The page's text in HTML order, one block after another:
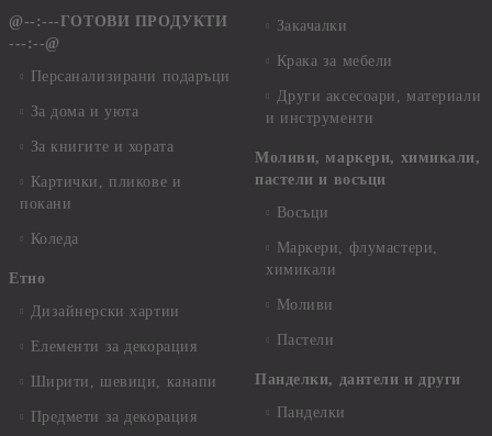
@--:---ГОТОВИ ПРОДУКТИ
---:--@
Персанализирани подаръци
За дома и уюта
За книгите и хората
Картички, пликове и
покани
Коледа
Етно
Дизайнерски хартии
Елементи за декорация
Ширити, шевици, канапи
Предмети за декорация
Закачалки
Крака за мебели
Други аксесоари, материали
и инструменти
Моливи, маркери, химикали,
пастели и восъци
Восъци
Маркери, флумастери,
химикали
Моливи
Пастели
Панделки, дантели и други
Панделки